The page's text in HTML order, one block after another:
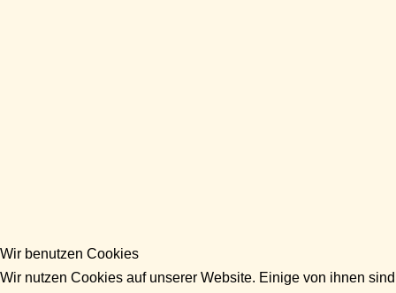
Wir benutzen Cookies
Wir nutzen Cookies auf unserer Website. Einige von ihnen sind